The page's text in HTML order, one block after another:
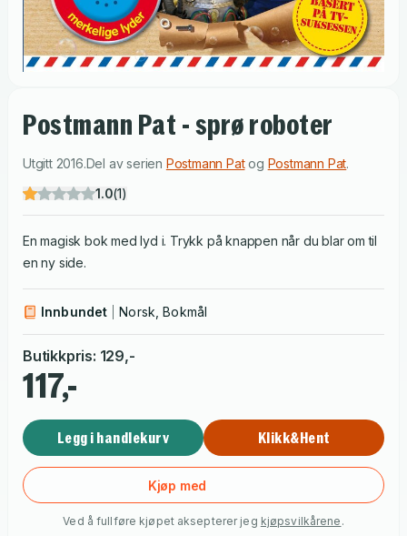
Postmann Pat - sprø roboter
Utgitt 2016.Del av serien Postmann Patog Postmann Pat.
1.0(1)
En magisk bok med lyd i. Trykk på knappen når du blar om til
en ny side.
Innbundet Norsk, Bokmål
Butikkpris: 129,-
117,-
Legg i handlekurv Klikk&Hent
Kjøp med
Ved å fullføre kjøpet aksepterer jeg kjøpsvilkårene .